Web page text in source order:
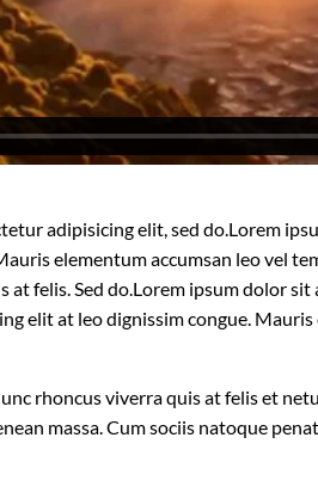
adipisicing elit, sed do.Lorem
elementum accumsan leo vel
at felis. Sed do.Lorem ipsum dolor
elit at leo dignissim congue.
rhoncus viverra quis at felis et
massa. Cum sociis natoque